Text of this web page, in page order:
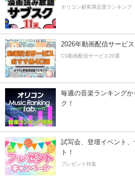
オリコン顧客満足度ランキング
2026年動画配信サービ
CS動画配信サービス20選
毎週の音楽ランキング
ク！
試写会、登壇イベント
ト！
プレゼント特集